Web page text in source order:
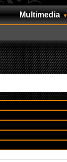
Multimedia